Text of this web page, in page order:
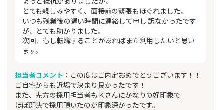
とても親しみやすく、面接前の緊張もほぐれました。
いつも残業後の遅い時間に連絡して申し 訳なかったです
が、とても助かりました。
次回、もし転職することがあればまた利用したいと思い
ます。
担当者コメント ：この度はご内定おめでとうございます！！
ご自宅からも近場で決まり良かったです！
また、先方の採用担当者もＫさんにかなりの好印象で
ほぼ即決で採用頂いたのが印象深かったです。